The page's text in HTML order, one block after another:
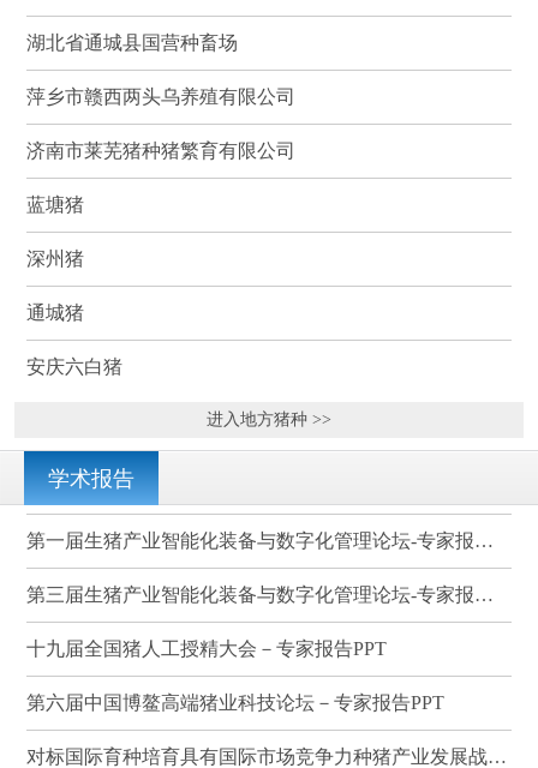
湖北省通城县国营种畜场
萍乡市赣西两头乌养殖有限公司
济南市莱芜猪种猪繁育有限公司
蓝塘猪
深州猪
通城猪
安庆六白猪
进入地方猪种 >>
学术报告
第一届生猪产业智能化装备与数字化管理论坛-专家报告PPT
第三届生猪产业智能化装备与数字化管理论坛-专家报告PPT
十九届全国猪人工授精大会－专家报告PPT
第六届中国博鳌高端猪业科技论坛－专家报告PPT
对标国际育种培育具有国际市场竞争力种猪产业发展战略研讨会－专家报告PPT